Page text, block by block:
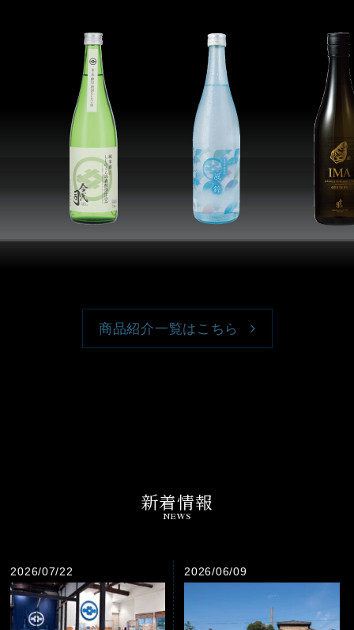
商品紹介一覧はこちら
新着情報
NEWS
2026/07/22 2026/06/09